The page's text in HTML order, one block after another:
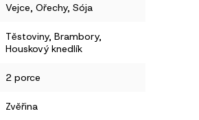
Vejce, Ořechy, Sója
Těstoviny, Brambory,
Houskový knedlík
2 porce
Zvěřina